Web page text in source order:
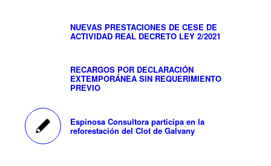
NUEVAS PRESTACIONES DE CESE DE
ACTIVIDAD REAL DECRETO LEY 2/2021
RECARGOS POR DECLARACIÓN
EXTEMPORÁNEA SIN REQUERIMIENTO
PREVIO
Espinosa Consultora participa en la
reforestación del Clot de Galvany